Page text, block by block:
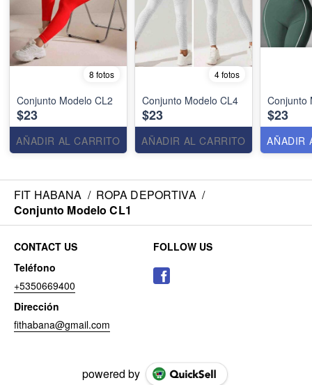
8 fotos
Conjunto Modelo CL2
$23
AÑADIR AL CARRITO
4 fotos
Conjunto Modelo CL4
$23
AÑADIR AL CARRITO
Conjunto
$23
AÑADIR
FIT HABANA / ROPA DEPORTIVA /
Conjunto Modelo CL1
CONTACT US
Teléfono
+5350669400
Dirección
fithabana@gmail.com
FOLLOW US
powered by